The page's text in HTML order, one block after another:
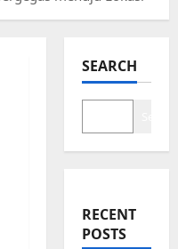
SEARCH
RECENT
POSTS